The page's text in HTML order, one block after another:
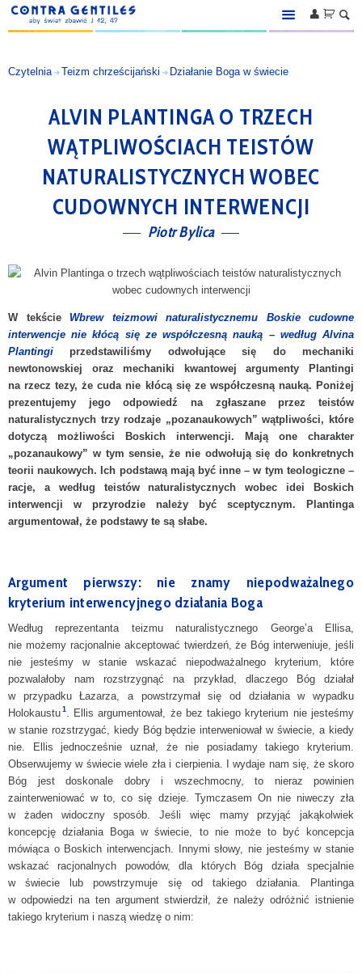

KSIĘGARNIA
Zapowiedzi
Autorzy
Nowości
Ateizm i naturalizm
Teizm chrześcijański
Nauka a religia
Prawo moralne
FAQ
Katalog tekstów
KONTAKT
 
Czytelnia➜Teizm chrześcijański ➜ Działanie Boga w świecie
ALVIN PLANTINGA O TRZECH
WĄTPLIWOŚCIACH TEISTÓW
NATURALISTYCZNYCH WOBEC
CUDOWNYCH INTERWENCJI
Piotr Bylica
W tekście Wbrew teizmowi naturalistycznemu Boskie cudowne
interwencje nie kłócą się ze współczesną nauką – według Alvina
Plantingi przedstawiliśmy odwołujące się do mechaniki
newtonowskiej oraz mechaniki kwantowej argumenty Plantingi
na rzecz tezy, że cuda nie kłócą się ze współczesną nauką. Poniżej
prezentujemy jego odpowiedź na zgłaszane przez teistów
naturalistycznych trzy rodzaje „pozanaukowych” wątpliwości, które
dotyczą możliwości Boskich interwencji. Mają one charakter
„pozanaukowy” w tym sensie, że nie odwołują się do konkretnych
teorii naukowych. Ich podstawą mają być inne – w tym teologiczne –
racje, awedług teistów naturalistycznych wobec idei Boskich
interwencji w przyrodzie należy być sceptycznym. Plantinga
argumentował, że podstawy te są słabe.
Argument pierwszy: nie znamy niepodważalnego
kryterium interwencyjnego działania Boga
Według reprezentanta teizmu naturalistycznego George’a Ellisa,
nie możemy racjonalnie akceptować twierdzeń, że Bóg interweniuje, jeśli
nie jesteśmy w stanie wskazać niepodważalnego kryterium, które
pozwalałoby nam rozstrzygnąć na przykład, dlaczego Bóg działał
w przypadku Łazarza, a powstrzymał się od działania w wypadku
Holokaustu 1. Ellis argumentował, że bez takiego kryterium nie jesteśmy
w stanie rozstrzygać, kiedy Bóg będzie interweniował w świecie, a kiedy
nie. Ellis jednocześnie uznał, że nie posiadamy takiego kryterium.
Obserwujemy w świecie wiele zła i cierpienia. I wydaje nam się, że skoro
Bóg jest doskonale dobry i wszechmocny, to nieraz powinien
zainterweniować w to, co się dzieje. Tymczasem On nie niweczy zła
w żaden widoczny sposób. Jeśli więc mamy przyjąć jakąkolwiek
koncepcję działania Boga w świecie, to nie może to być koncepcja
mówiąca o Boskich interwencjach. Innymi słowy, nie jesteśmy w stanie
wskazać racjonalnych powodów, dla których Bóg działa specjalnie
w świecie lub powstrzymuje się od takiego działania. Plantinga
w odpowiedzi na ten argument stwierdził, że należy odróżnić istnienie
takiego kryterium i naszą wiedzę o nim: